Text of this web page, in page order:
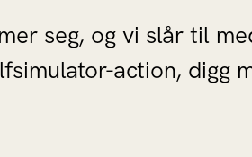
seg, og vi slår til
action, digg